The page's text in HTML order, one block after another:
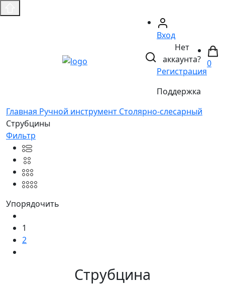
Вход
Нет
аккаунта?
Регистрация
Поддержка
0
Главная Ручной инструмент Столярно-слесарный
Струбцины
Фильтр
Упорядочить
1
2
Струбцина